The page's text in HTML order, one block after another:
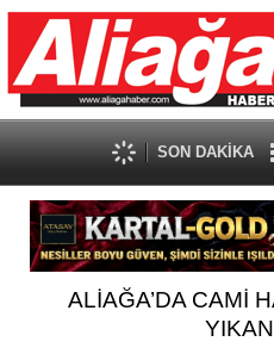
SON DAKİKA
ALİAĞA’DA CAMİ